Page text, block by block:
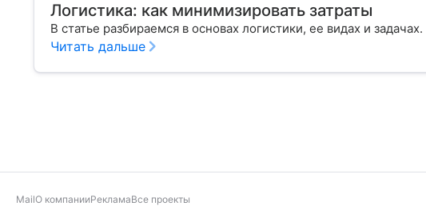
Логистика: как минимизировать затраты
В статье разбираемся в основах логистики, ее видах и задачах.
Читать дальше
MailО компанииРекламаВсе проекты